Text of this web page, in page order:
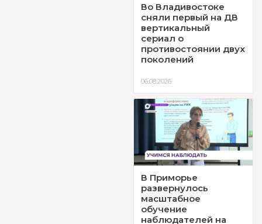
Во Владивостоке
сняли первый на ДВ
вертикальный
сериал о
противостоянии двух
поколений
06.08.2026
В Приморье
развернулось
масштабное
обучение
наблюдателей на